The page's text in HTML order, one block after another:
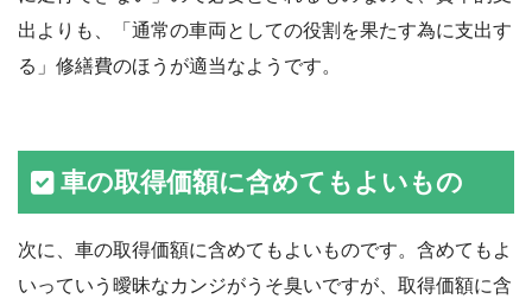
出よりも、「通常の車両としての役割を果たす為に支出す
る」修繕費のほうが適当なようです。
車の取得価額に含めてもよいもの
次に、車の取得価額に含めてもよいものです。含めてもよ
いっていう曖昧なカンジがうそ臭いですが、取得価額に含